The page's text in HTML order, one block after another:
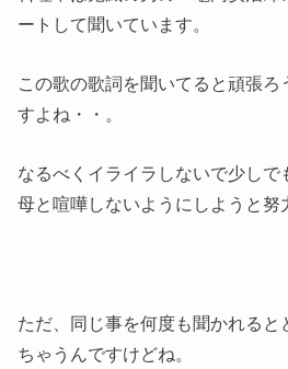
ートして聞いています。
この歌の歌詞を聞いてると頑張
すよね・・。
なるべくイライラしないで少しで
母と喧嘩しないようにしようと努
ただ、同じ事を何度も聞かれると
ちゃうんですけどね。